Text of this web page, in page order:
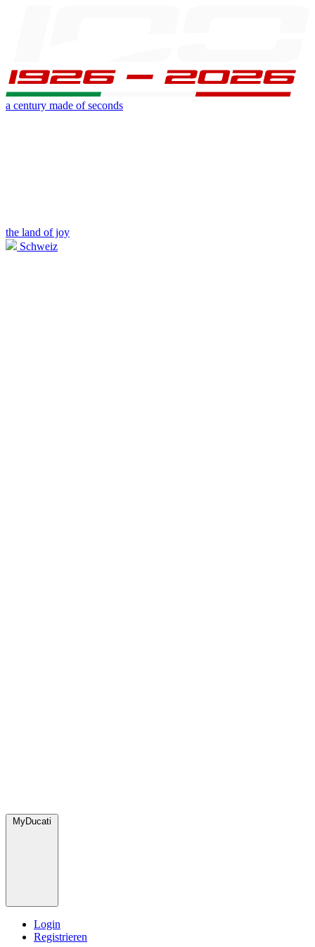
a century made of seconds
the land of joy
Schweiz
MyDucati
Login
Registrieren